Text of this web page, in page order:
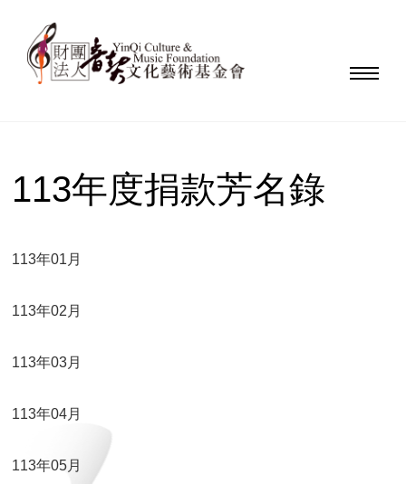
113年度捐款芳名錄
113年01月
113年02月
113年03月
113年04月
113年05月